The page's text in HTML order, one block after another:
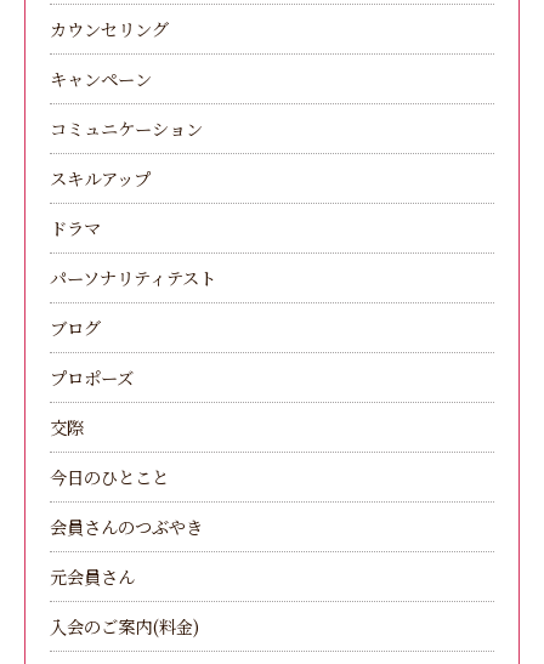
カウンセリング
キャンペーン
コミュニケーション
スキルアップ
ドラマ
パーソナリティテスト
ブログ
プロポーズ
交際
今日のひとこと
会員さんのつぶやき
元会員さん
入会のご案内(料金)